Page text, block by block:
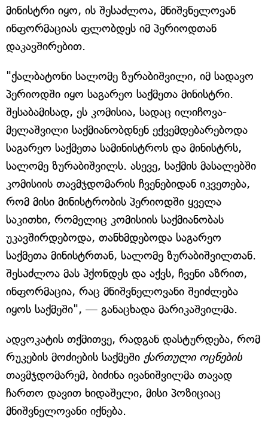
მინისტრი იყო, ის შესაძლოა, მნიშვნელოვან
ინფორმაციას ფლობდეს იმ პერიოდთან
დაკავშირებით.
"ქალბატონი სალომე ზურაბიშვილი, იმ სადავო
პერიოდში იყო საგარეო საქმეთა მინისტრი.
შესაბამისად, ეს კომისია, სადაც ილიჩოვა-
მელაშვილი საქმიანობდნენ ექვემდებარებოდა
საგარეო საქმეთა სამინისტროს და მინისტრს,
სალომე ზურაბიშვილს. ასევე, საქმის მასალებში
კომისიის თავმჯდომარის ჩვენებიდან იკვეთება,
რომ მისი მინისტრობის პერიოდში ყველა
საკითხი, რომელიც კომისიის საქმიანობას
უკავშირდებოდა, თანხმდებოდა საგარეო
საქმეთა მინისტრთან, სალომე ზურაბიშვილთან.
შესაძლოა მას ჰქონდეს და აქვს, ჩვენი აზრით,
ინფორმაცია, რაც მნიშვნელოვანი შეიძლება
იყოს საქმეში", — განაცხადა მარიკაშვილმა.
ადვოკატის თქმითვე, რადგან დასტურდება, რომ
რუკების მოძიების საქმეში ქართული ოცნების
თავმჯდომარემ, ბიძინა ივანიშვილმა თავად
ჩართო დავით ხიდაშელი, მისი პოზიციაც
მნიშვნელოვანი იქნება.